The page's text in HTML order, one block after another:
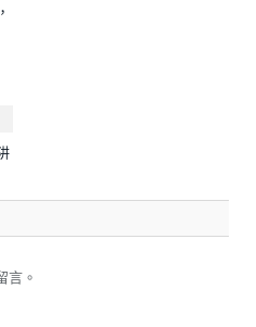
言。